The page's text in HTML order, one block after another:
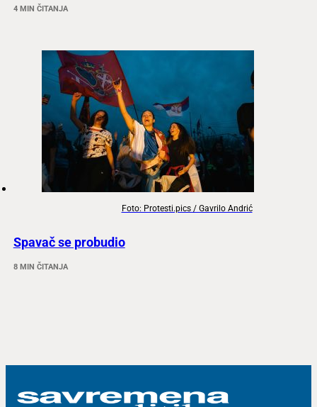
4 MIN ČITANJA
Foto: Protesti.pics / Gavrilo Andrić
Spavač se probudio
8 MIN ČITANJA